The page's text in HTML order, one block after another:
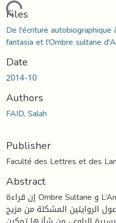
Loading...
Files
De l'écriture
fantasia et l'Ombre sultane
Date
2014-10
Authors
FAID, Salah
Publisher
Faculté des Lettres et des
Abstract
إن قراءة Ombre Sultane و L’Amour, La fantasia تلقي القارئ
الروايتين المشكلة من مزيج